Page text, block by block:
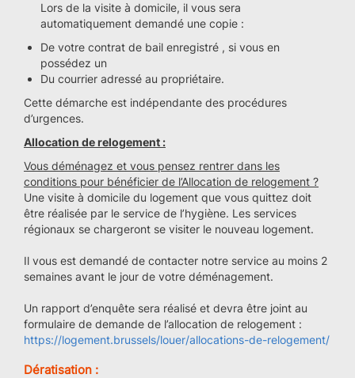
Lors de la visite à domicile, il vous sera
automatiquement demandé une copie :
De votre contrat de bail enregistré , si vous en
possédez un
Du courrier adressé au propriétaire.
Cette démarche est indépendante des procédures
d’urgences.
Allocation de relogement :
Vous déménagez et vous pensez rentrer dans les
conditions pour bénéficier de l’Allocation de relogement ?
Une visite à domicile du logement que vous quittez doit
être réalisée par le service de l’hygiène. Les services
régionaux se chargeront se visiter le nouveau logement.
Il vous est demandé de contacter notre service au moins 2
semaines avant le jour de votre déménagement.
Un rapport d’enquête sera réalisé et devra être joint au
formulaire de demande de l’allocation de relogement :
https://logement.brussels/louer/allocations-de-relogement/
Dératisation :